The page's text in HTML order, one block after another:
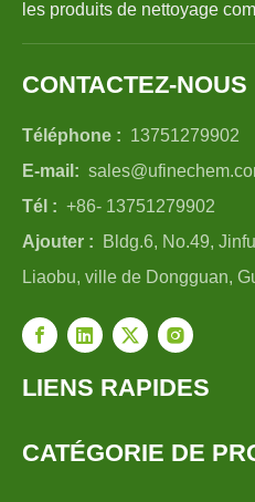
les produits de nettoyage
CONTACTEZ-NOUS
Téléphone : 13751279902
E-mail:
Tél : +86- 13751279902
Ajouter :
Bldg.6, No.49,
Liaobu, ville de Dongguan,
LIENS RAPIDES
CATÉGORIE DE